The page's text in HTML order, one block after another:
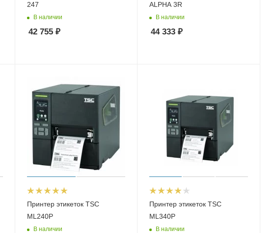
247
В наличии
42 755₽
ALPHA 3R
В наличии
44 333 ₽
Принтер этикеток TSC
ML240P
В наличии
Принтер этикеток TSC
ML340P
В наличии